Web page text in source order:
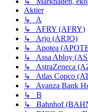
Aktier
↳ A
↳ AFRY (AFRY)
↳ Arjo (ARJO)
↳ Apotea
↳ Assa Abloy
↳ AstraZeneca
↳ Atlas Copco
↳ Avanza Bank
↳ B
↳ Bahnhof